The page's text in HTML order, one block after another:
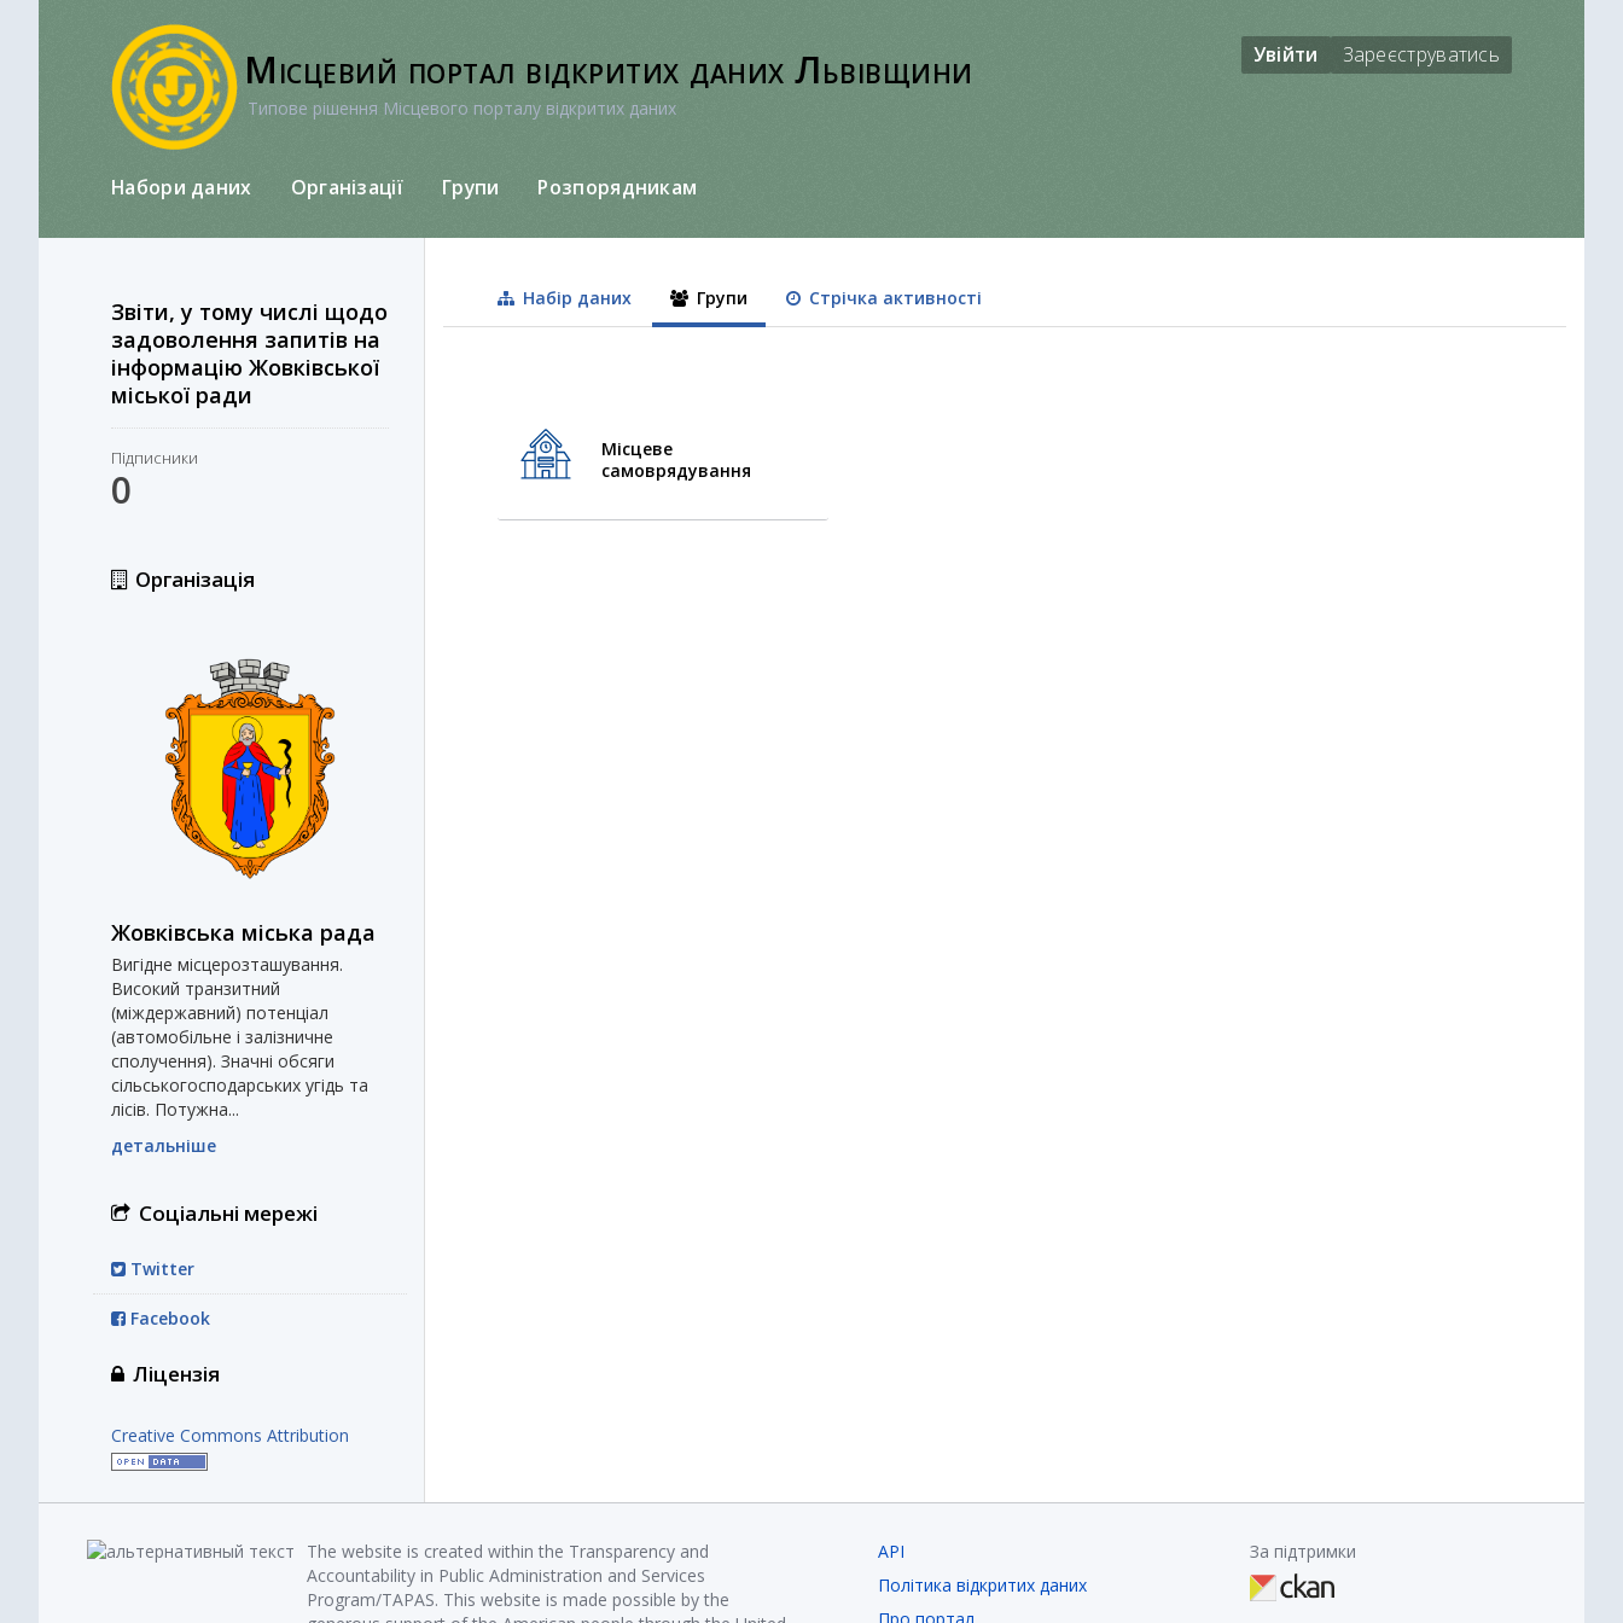
Місцевий портал відкритих даних Львівщини
Типове рішення Місцевого порталу відкритих даних
Увійти Зареєструватись
Набори даних Організації Групи Розпорядникам
Звіти, у тому числі щодо
задоволення запитів на
інформацію Жовківської
міської ради
Підписники
0
Організація
Жовківська міська рада
Вигідне місцерозташування.
Високий транзитний
(міждержавний) потенціал
(автомобільне і залізничне
сполучення). Значні обсяги
сільськогосподарських угідь та
лісів. Потужна...
детальніше
Соціальні мережі
Twitter
Facebook
Ліцензія
Creative Commons Attribution
Набір даних Групи Стрічка активності
Місцеве
самоврядування
The website is created within the Transparency and
Accountability in Public Administration and Services
Program/TAPAS. This website is made possible by the
API
Політика відкритих даних
За підтримки